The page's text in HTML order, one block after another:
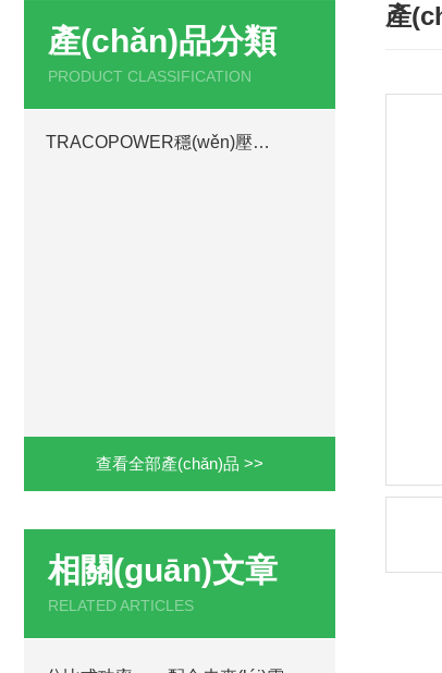
產(chǎn)品分類
PRODUCT CLASSIFICATION
TRACOPOWER穩(wěn)壓電源
查看全部產(chǎn)品 >>
相關(guān)文章
RELATED ARTICLES
產